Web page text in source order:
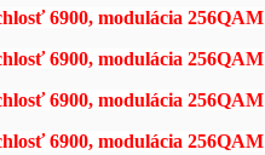
6900, modulácia 256QAM
6900, modulácia 256QAM
6900, modulácia 256QAM
6900, modulácia 256QAM